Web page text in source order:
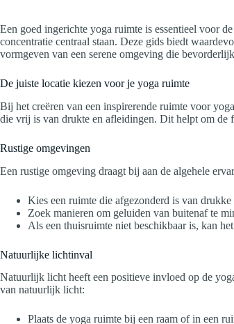
Een goed ingerichte yoga ruimte is essentieel voor
concentratie centraal staan. Deze gids biedt
vormgeven van een serene omgeving die
De juiste locatie kiezen voor je yoga ruimte
Bij het creëren van een inspirerende ruimte voor
die vrij is van drukte en afleidingen. Dit helpt om de
Rustige omgevingen
Een rustige omgeving draagt bij aan de algehele
Kies een ruimte die afgezonderd is van
Zoek manieren om geluiden van buitenaf te
Als een thuisruimte niet beschikbaar is, kan
Natuurlijke lichtinval
Natuurlijk licht heeft een positieve invloed op de
van natuurlijk licht:
Plaats de yoga ruimte bij een raam of in een